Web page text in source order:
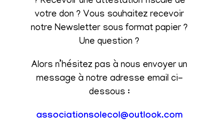
votre don ? Vous souhaitez recevoir
notre Newsletter sous format papier ?
Une question ?
Alors n’hésitez pas à nous envoyer un
message à notre adresse email ci-
dessous :
associationsolecol@outlook.com